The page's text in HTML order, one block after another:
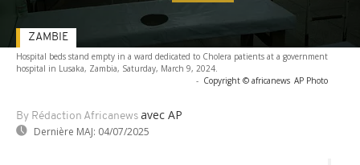
Hospital beds stand empty in a ward dedicated to Cholera patients at a government
hospital in Lusaka, Zambia, Saturday, March 9, 2024.
- Copyright © africanews AP Photo
By Rédaction Africanews avec AP
Dernière MAJ: 04/07/2025
ZAMBIE